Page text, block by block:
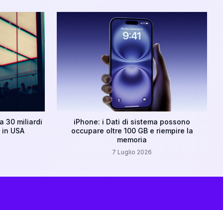
30 miliardi
USA
iPhone: i Dati di sistema possono
occupare oltre 100 GB e riempire la
memoria
7 Luglio 2026